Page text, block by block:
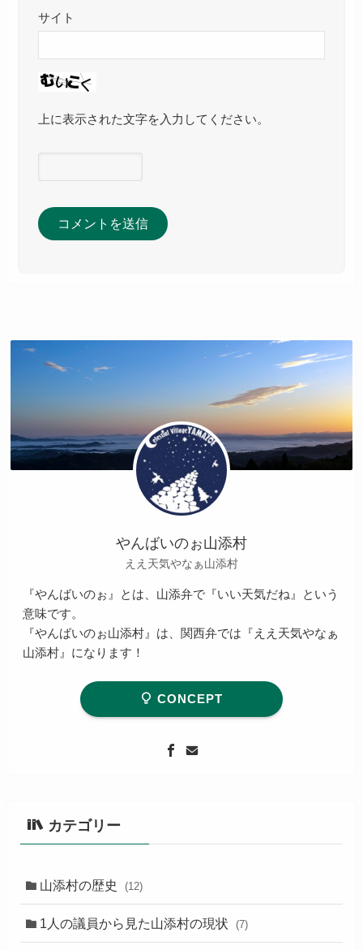
サイト
上に表示された文字を入力してください。
やんばいのぉ山添村
ええ天気やなぁ山添村
『やんばいのぉ』とは、山添弁で『いい天気だね』という
意味です。
『やんばいのぉ山添村』は、関西弁では『ええ天気やなぁ
山添村』になります！
CONCEPT
カテゴリー
山添村の歴史 (12)
1人の議員から見た山添村の現状 (7)